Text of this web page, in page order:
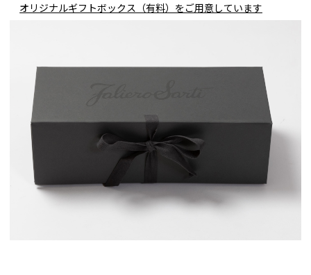
オリジナルギフトボックス（有料）をご用意しています